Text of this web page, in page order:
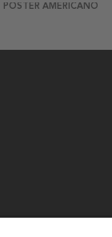
POSTER AMERICANO